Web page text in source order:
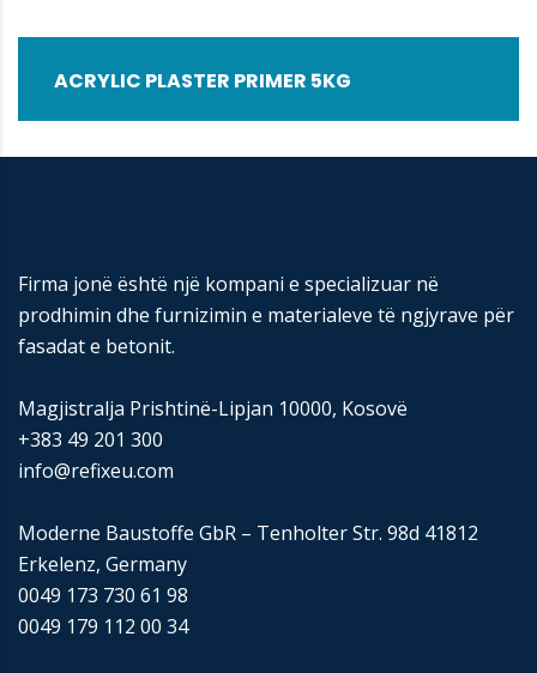
ACRYLIC PLASTER PRIMER 5KG
Firma jonë është një kompani e specializuar në
prodhimin dhe furnizimin e materialeve të ngjyrave për
fasadat e betonit.
Magjistralja Prishtinë-Lipjan 10000, Kosovë
+383 49 201 300
info@refixeu.com
Moderne Baustoffe GbR – Tenholter Str. 98d 41812
Erkelenz, Germany
0049 173 730 61 98
0049 179 112 00 34